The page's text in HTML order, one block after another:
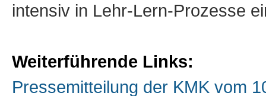
intensiv in Lehr-Lern-Prozesse
Weiterführende Links:
Pressemitteilung der KMK vom